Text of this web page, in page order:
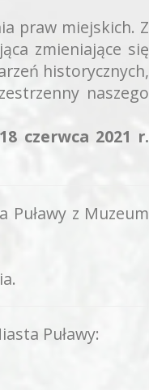
praw miejskich. Z
zmieniające się
historycznych,
naszego
czerwca 2021 r.
Puławy z Muzeum
Puławy: